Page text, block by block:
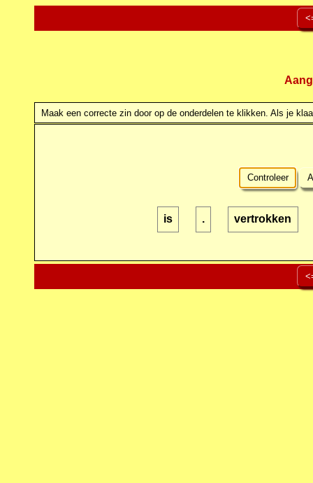
Maak een correcte zin door op de onderdelen te klikken. Als je
Controleer
is . vertrokken